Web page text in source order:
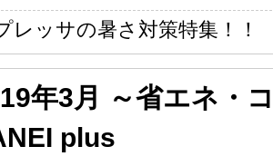
レッサの暑さ対策特集！！
年3月 ～省エネ・
plus